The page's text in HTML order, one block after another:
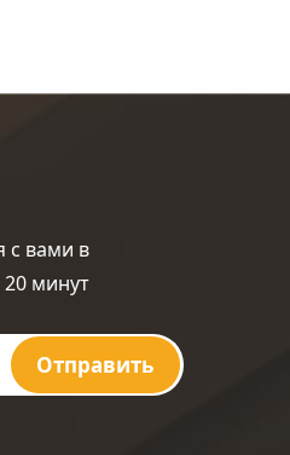
с вами в
минут
Отправить